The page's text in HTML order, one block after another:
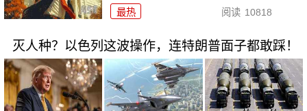
最热 阅读 10818
灭人种？以色列这波操作，连特朗普面子都敢踩！